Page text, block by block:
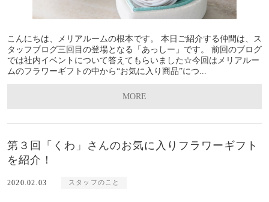
こんにちは、メリアルームの根本です。 本日ご紹介する仲間は、ス
タッフブログ三回目の登場となる「あっしー」です。 前回のブログ
では社内イベントについて答えてもらいました☆今回はメリアルー
ムのフラワーギフトの中から“お気に入り商品”につ...
MORE
第３回「くわ」さんのお気に入りフラワーギフト
を紹介！
2020.02.03 スタッフのこと